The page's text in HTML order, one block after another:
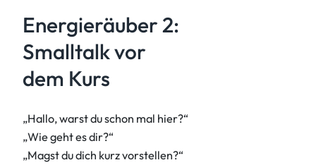
Energieräuber 2:
Smalltalk vor
dem Kurs
„Hallo, warst du schon mal hier?“
„Wie geht es dir?“
„Magst du dich kurz vorstellen?“